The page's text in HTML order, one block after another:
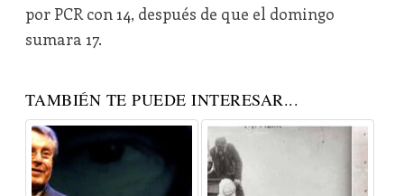
por PCR con 14, después de que el domingo
sumara 17.
TAMBIÉN TE PUEDE INTERESAR...